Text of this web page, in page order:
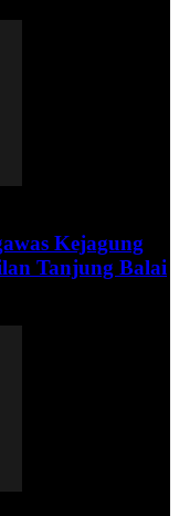
Kejagung
Tanjung Balai